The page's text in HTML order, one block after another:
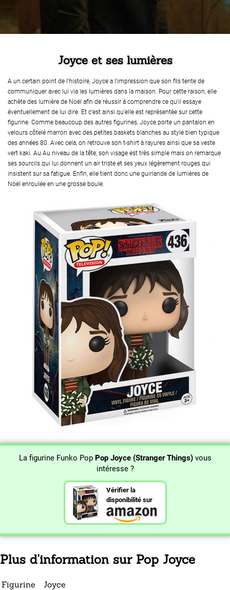
Joyce et ses lumières
A un certain point de l'histoire, Joyce a l'impression que son fils tente de
communiquer avec lui via les lumières dans la maison. Pour cette raison, elle
achète des lumière de Noël afin de réussir à comprendre ce qu'il essaye
éventuellement de lui dire. Et c'est ainsi qu'elle est représentée sur cette
figurine. Comme beaucoup des autres figurines, Joyce porte un pantalon en
velours côtelé marron avec des petites baskets blanches au style bien typique
des années 80. Avec cela, on retrouve son t-shirt à rayures ainsi que sa veste
vert kaki. Au Au niveau de la tête, son visage est très simple mais on remarque
ses sourcils qui lui donnent un air triste et ses yeux légèrement rouges qui
insistent sur sa fatigue. Enfin, elle tient donc une guirlande de lumières de
Noël enroulée en une grosse boule.
La figurine Funko Pop Pop Joyce (Stranger Things)vous
intéresse ?
Vérifier la
disponibilité sur
Plus d'information sur Pop Joyce
Figurine
Joyce